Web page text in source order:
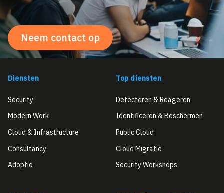
Neem contact op
Diensten
Security
Modern Work
Cloud & Infrastructure
Consultancy
Adoptie
Top diensten
Detecteren & Reageren
Identificeren & Beschermen
Public Cloud
Cloud Migratie
Security Workshops